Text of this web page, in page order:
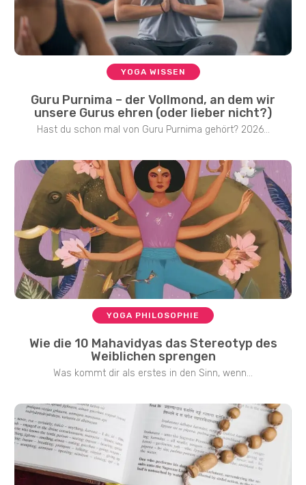
YOGA WISSEN
Guru Purnima – der Vollmond, an dem wir
unsere Gurus ehren (oder lieber nicht?)
Hast du schon mal von Guru Purnima gehört? 2026...
YOGA PHILOSOPHIE
Wie die 10 Mahavidyas das Stereotyp des
Weiblichen sprengen
Was kommt dir als erstes in den Sinn, wenn...